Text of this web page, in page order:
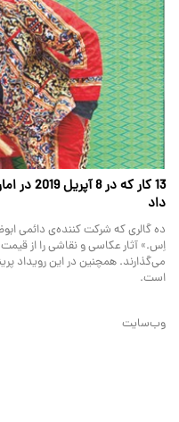
13 کار
داد
ده گالری که شرکت کننده‌ی دائمی
می‌گذارند. همچنین در این رویداد
است.
وب‌سایت